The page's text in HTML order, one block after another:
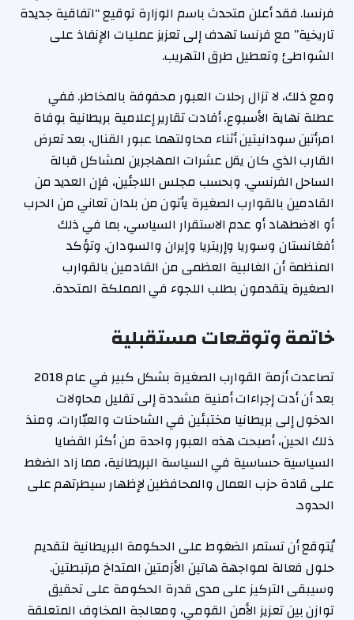
فرنسا. فقد أعلن متحدث باسم الوزارة توقيع “اتفاقية جديدة
تاريخية” مع فرنسا تهدف إلى تعزيز عمليات الإنفاذ على
الشواطئ وتعطيل طرق التهريب.
ومع ذلك، لا تزال رحلات العبور محفوفة بالمخاطر. ففي
عطلة نهاية الأسبوع، أفادت تقارير إعلامية بريطانية بوفاة
امرأتين سودانيتين أثناء محاولتهما عبور القنال، بعد تعرض
القارب الذي كان يقل عشرات المهاجرين لمشاكل قبالة
الساحل الفرنسي. وبحسب مجلس اللاجئين، فإن العديد من
القادمين بالقوارب الصغيرة يأتون من بلدان تعاني من الحرب
أو الاضطهاد أو عدم الاستقرار السياسي، بما في ذلك
أفغانستان وسوريا وإريتريا وإيران والسودان. وتؤكد
المنظمة أن الغالبية العظمى من القادمين بالقوارب
الصغيرة يتقدمون بطلب اللجوء في المملكة المتحدة.
خاتمة وتوقعات مستقبلية
تصاعدت أزمة القوارب الصغيرة بشكل كبير في عام 2018
بعد أن أدت إجراءات أمنية مشددة إلى تقليل محاولات
الدخول إلى بريطانيا مختبئين في الشاحنات والعبّارات. ومنذ
ذلك الحين، أصبحت هذه العبور واحدة من أكثر القضايا
السياسية حساسية في السياسة البريطانية، مما زاد الضغط
على قادة حزب العمال والمحافظين لإظهار سيطرتهم على
الحدود.
يُتوقع أن تستمر الضغوط على الحكومة البريطانية لتقديم
حلول فعالة لمواجهة هاتين الأزمتين المتداخ مرتبطتين.
وسيبقى التركيز على مدى قدرة الحكومة على تحقيق
توازن بين تعزيز الأمن القومي، ومعالجة المخاوف المتعلقة